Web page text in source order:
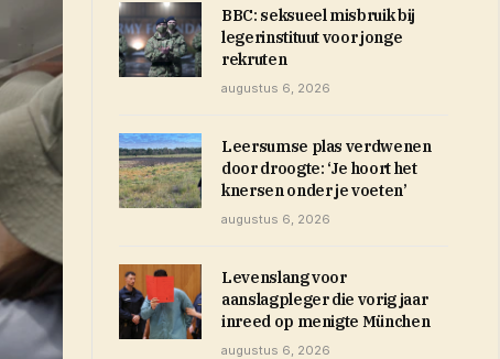
BBC: seksueel misbruik bij
legerinstituut voor jonge
rekruten
augustus 6, 2026
Leersumse plas verdwenen
door droogte: ‘Je hoort het
knersen onder je voeten’
augustus 6, 2026
Levenslang voor
aanslagpleger die vorig jaar
inreed op menigte München
augustus 6, 2026